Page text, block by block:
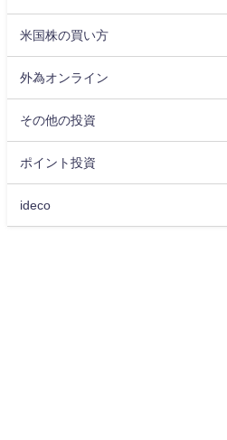
米国株の買い方
外為オンライン
その他の投資
ポイント投資
ideco